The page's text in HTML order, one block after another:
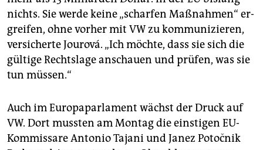
nichts. Sie werde keine „schar­fen Maß­nah­men“ er­
grei­fen, ohne vor­her mit VW zu kom­mu­ni­zie­ren,
ver­si­cher­te Jou­rová. „Ich möch­te, dass sie sich die
gül­ti­ge Rechts­la­ge an­schau­en und prü­fen, was sie
tun müs­sen.“
Auch im Eu­ro­pa­par­la­ment wächst der Druck auf
VW. Dort muss­ten am Mon­tag die eins­ti­gen EU-
Kom­mis­sa­re An­to­nio Ta­ja­ni und Janez Potočnik